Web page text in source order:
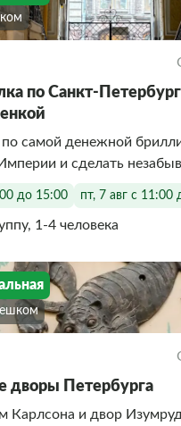
по Санкт-
по самой денежной
и сделать
до 15:00 пт, 7 авг с 11:00
1-4 человека
дворы Петербурга
Карлсона и двор